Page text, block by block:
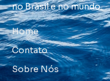
no Brasil e no mundo.
Home
Contato
Sobre Nós